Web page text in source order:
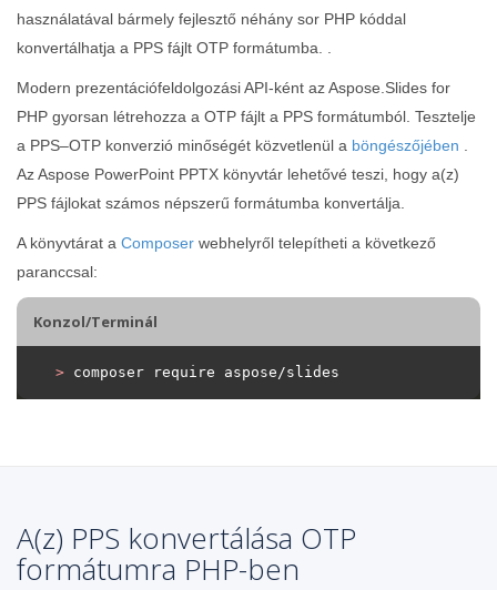
használatával bármely fejlesztő néhány sor PHP kóddal
konvertálhatja a PPS fájlt OTP formátumba. .
Modern prezentációfeldolgozási API-ként az Aspose.Slides for
PHP gyorsan létrehozza a OTP fájlt a PPS formátumból. Tesztelje
a PPS–OTP konverzió minőségét közvetlenül a böngészőjében
Az Aspose PowerPoint PPTX könyvtár lehetővé teszi, hogy a(z)
PPS fájlokat számos népszerű formátumba konvertálja.
A könyvtárat a Composer webhelyről telepítheti a következő
paranccsal:
Konzol/Terminál
> composer require aspose/slides
A(z) PPS konvertálása OTP
formátumra PHP-ben